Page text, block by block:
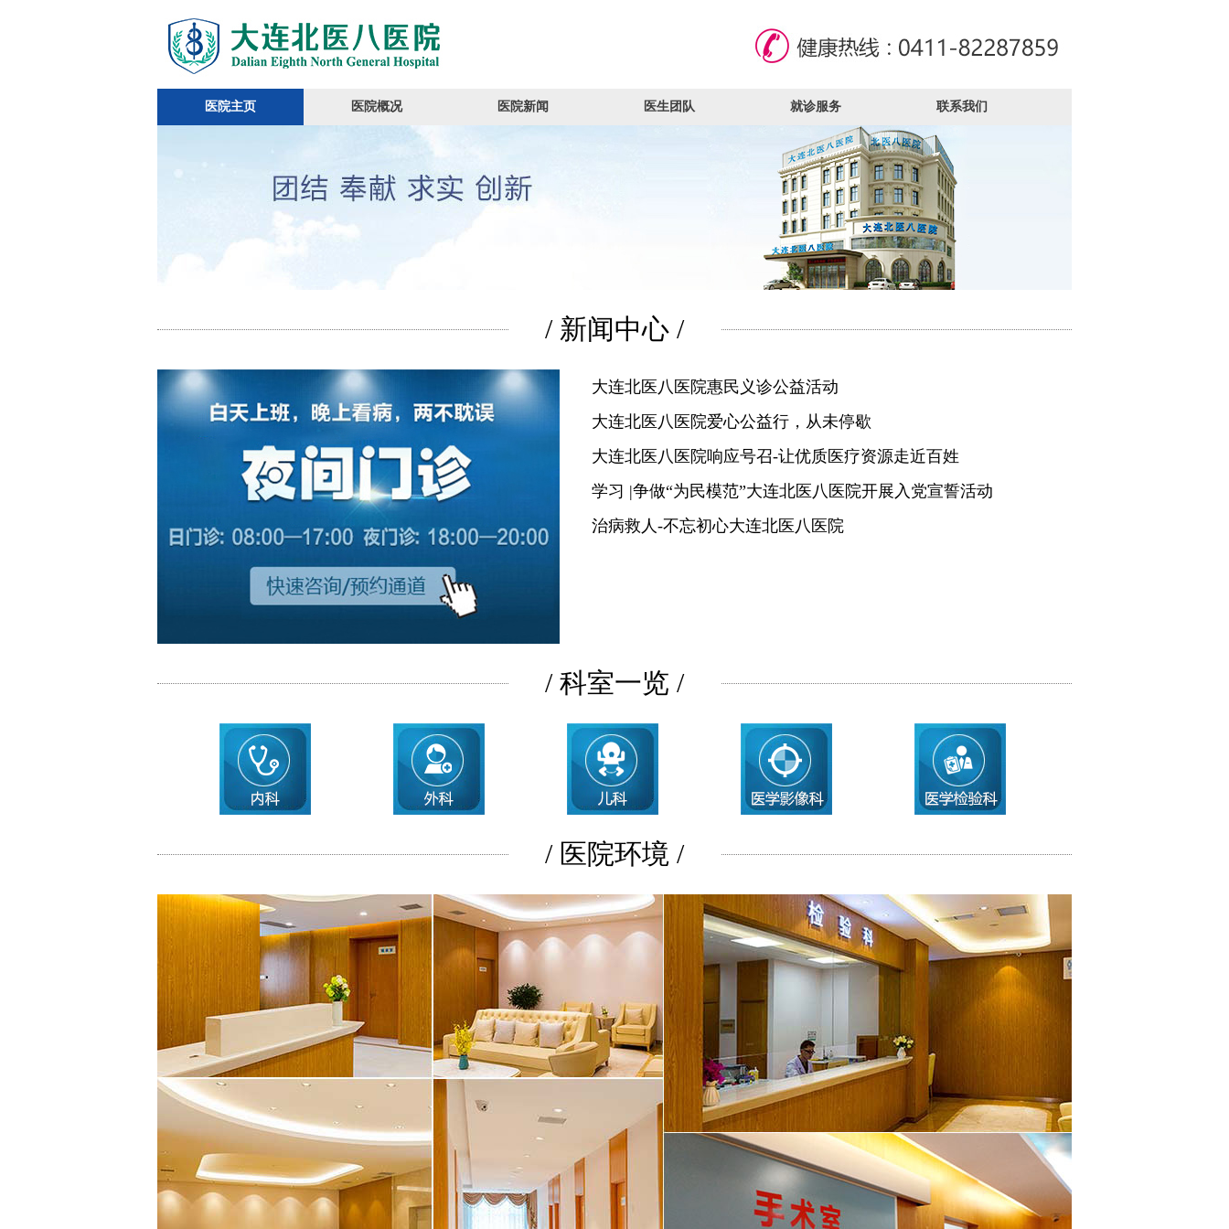
医院主页 医院概况 医院新闻 医生团队 就诊服务 联系我们
/ 新闻中心 /
大连北医八医院惠民义诊公益活动
大连北医八医院爱心公益行，从未停歇
大连北医八医院响应号召-让优质医疗资源走近百姓
学习 |争做“为民模范”大连北医八医院开展入党宣誓活动
治病救人-不忘初心大连北医八医院
/ 科室一览 /
/ 医院环境 /